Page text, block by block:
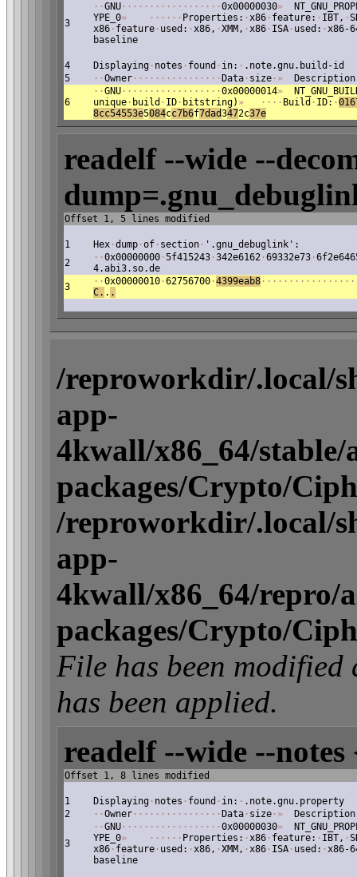
3
· ·GNU · · · · · · · · · · · · · · · · · ·0x00000030»
YPE_0» · · · · · · Properties: ·x86 · feature: · IBT, ·
x86 · feature · used: ·x86, ·XMM, ·x86 · ISA · used: ·x86-
baseline
4 Displaying · notes · found · in: · .note.gnu.build-id
5
· ·Owner · · · · · · · · · · · · · · · · Data · size · » Description
6
· ·GNU · · · · · · · · · · · · · · · · · ·0x00000014»
unique · build · ID · bitstring) » · · · · Build · ID: ·
8cc54553e5084cc7b6f7dad3472c37e
readelf --wide --
Offset 1, 5 lines modified
1 Hex ·dump ·of · section · '.gnu_debuglink':
2
· ·0x00000000 ·5f415243 ·342e6162 ·69332e73 ·
4.abi3.so.de
3
· ·0x00000010 ·62756700 ·4399eab8 · · · · · · · · · · · · · · · · ·
C. . .
/reproworkdir/.local/
app-
4kwall/x86_64/
packages/Crypto/
/reproworkdir/.local/
app-
4kwall/x86_64/repro/
packages/Crypto/
File has been
has been applied.
readelf --wide --notes
Offset 1, 8 lines modified
1 Displaying · notes · found · in: · .note.gnu.property
2
· ·Owner · · · · · · · · · · · · · · · · Data · size · » Description
3
· ·GNU · · · · · · · · · · · · · · · · · ·0x00000030»
YPE_0» · · · · · · Properties: ·x86 · feature: · IBT, ·
x86 · feature · used: ·x86, ·XMM, ·x86 · ISA · used: ·x86-
baseline